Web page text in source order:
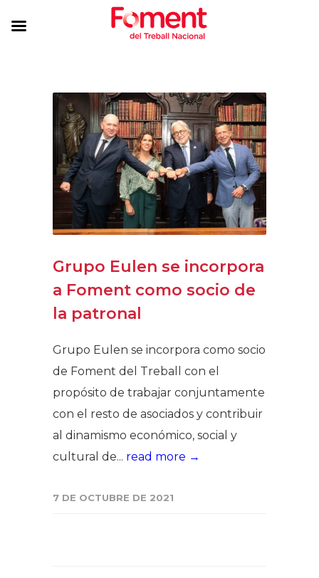
Grupo Eulen se incorpora
a Foment como socio de
la patronal
Grupo Eulen se incorpora como socio
de Foment del Treball con el
propósito de trabajar conjuntamente
con el resto de asociados y contribuir
al dinamismo económico, social y
cultural de... read more →
7 DE OCTUBRE DE 2021